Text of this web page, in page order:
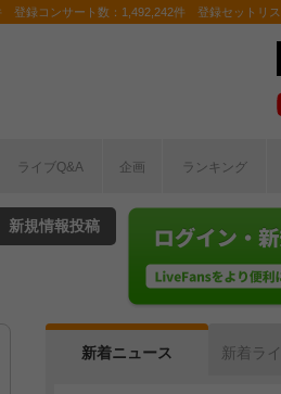
登録コンサート数：1,492,242件 登録セットリス
ライブQ&A 企画 ランキング
新規情報投稿
新着ニュース 新着ラ